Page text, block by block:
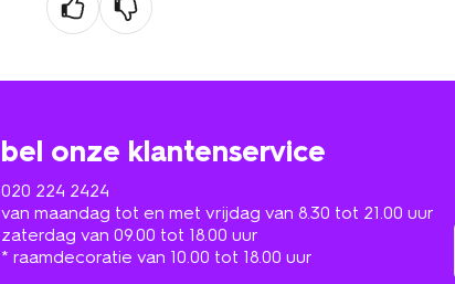
bel onze klantenservice
020 224 2424
van maandag tot en met vrijdag van 8.30 tot 21.00 uur
zaterdag van 09.00 tot 18.00 uur
* raamdecoratie van 10.00 tot 18.00 uur